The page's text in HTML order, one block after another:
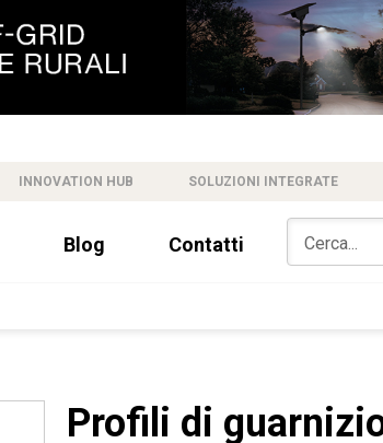
INNOVATION HUB SOLUZIONI INTEGRATE
Blog Contatti
Profili di